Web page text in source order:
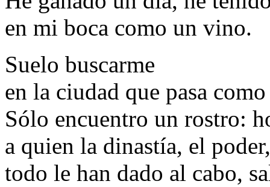
en mi boca como un vino.
Suelo buscarme
en la ciudad que pasa
Sólo encuentro un rostro:
a quien la dinastía, el
todo le han dado al cabo,